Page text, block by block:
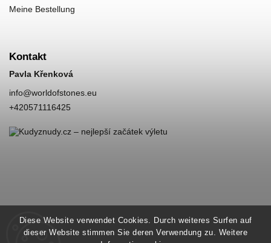
Diese Website verwendet Cookies. Durch weiteres Surfen auf
dieser Website stimmen Sie deren Verwendung zu. Weitere
Meine Bestellung
Kontakt
Pavla Křenková
info@worldofstones.eu
+420571116425